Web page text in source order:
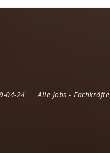
04-24 Alle Jobs - Fachkräfte